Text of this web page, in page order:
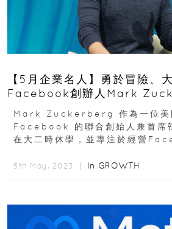
【5月企業名人】勇於冒險、
Facebook創辦人Mark
Mark Zuckerberg 作為一位美
Facebook 的聯合創始人兼首席
在大二時休學，並專注於經營
5th May, 2023 ｜ In GROWTH